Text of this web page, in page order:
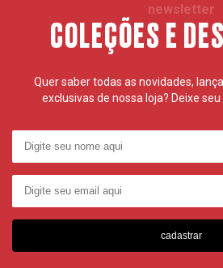
newsletter
COLEÇÕES E
Quer saber todas as novidades,
exclusivas de nossa loja? Deixe
cadastrar